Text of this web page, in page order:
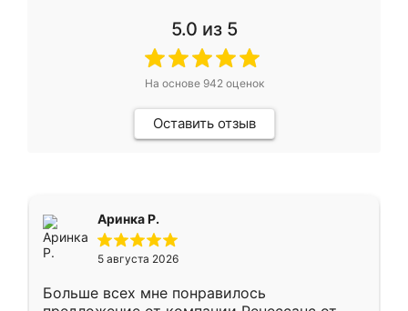
5.0 из 5
На основе 942оценок
Оставить отзыв
Аринка Р.
5 августа 2026
Больше всех мне понравилось